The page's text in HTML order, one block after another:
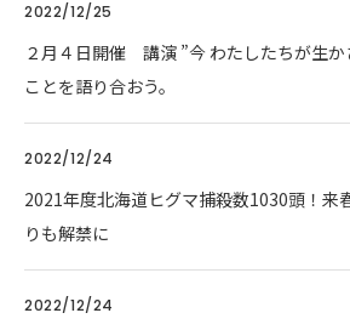
2022/12/25
２月４日開催 講演 ”今 わたしたちが生か
ことを語り合おう。
2022/12/24
2021年度北海道ヒグマ捕殺数1030頭！来
りも解禁に
2022/12/24